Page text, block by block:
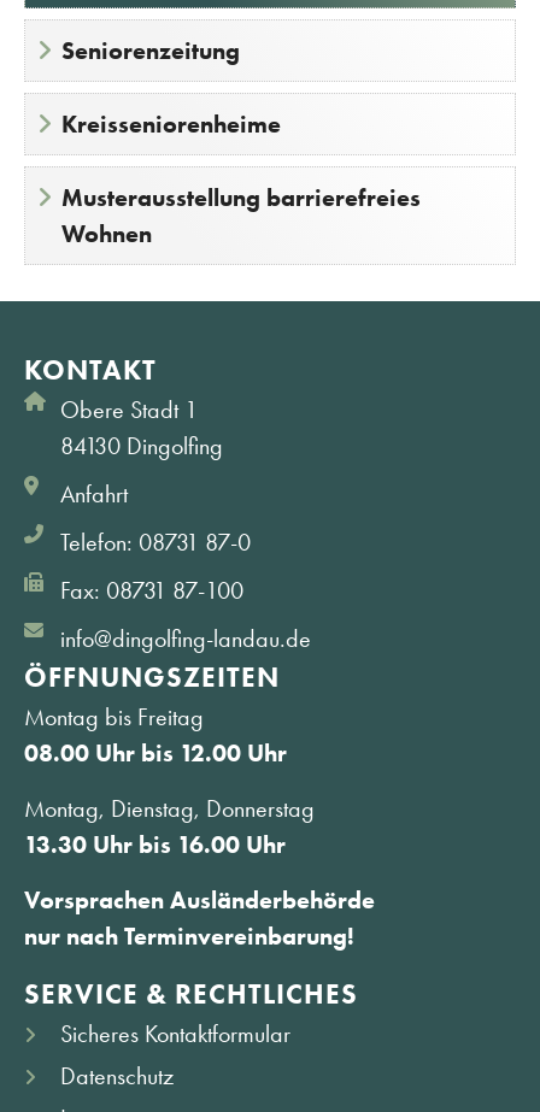
Seniorenzeitung
Kreisseniorenheime
Musterausstellung barrierefreies
Wohnen
KONTAKT
Obere Stadt 1
84130 Dingolfing
Anfahrt
Telefon: 08731 87-0
Fax: 08731 87-100
info@dingolfing-landau.de
ÖFFNUNGS­ZEITEN
Montag bis Freitag
08.00 Uhr bis 12.00 Uhr
Montag, Dienstag, Donnerstag
13.30 Uhr bis 16.00 Uhr
Vorsprachen Ausländerbehörde
nur nach Terminvereinbarung!
SERVICE & RECHTLICHES
Sicheres Kontaktformular
Datenschutz